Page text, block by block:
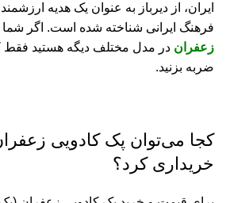
ایران، از دیرباز به عنوان یک هدیه
فرهنگ ایرانی شناخته شده است. اگر شما
زعفران در مدل مختلف دیگه هستید فقط
ضربه بزنید.
کجا می‌توان پک کادویی
خریداری کرد؟